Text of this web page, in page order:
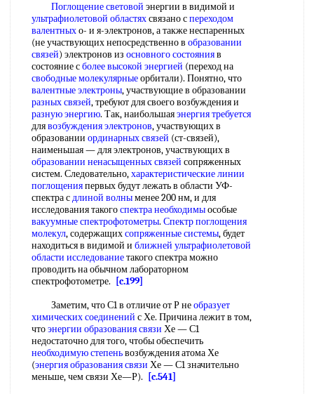
Поглощение световой энергии в видимой и
ультрафиолетовой областяхсвязано спереходом
валентныхо- и я-электронов, а также неспаренных
(не участвующих непосредственно в образовании
связей) электронов из основного состоянияв
состояние сболее высокой энергией (переход на
свободные молекулярныеорбитали). Понятно, что
валентные электроны, участвующие в образовании
разных связей, требуют для своего возбуждения и
разную энергию. Так, наибольшаяэнергия требуется
длявозбуждения электронов, участвующих в
образовании ординарных связей (ст-связей),
наименьшая — для электронов, участвующих в
образовании ненасыщенных связей сопряженных
систем. Следовательно,характеристические линии
поглощенияпервых будут лежать в области УФ-
спектра сдлиной волныменее 200 нм, и для
исследования такогоспектра необходимыособые
вакуумные спектрофотометры. Спектр поглощения
молекул, содержащихсопряженные системы, будет
находиться в видимой и ближней ультрафиолетовой
области исследованиетакого спектра можно
проводить на обычном лабораторном
спектрофотометре.
[c.199]
Заметим, что С1 в отличие от Р необразует
химических соединений с Хе. Причина лежит в том,
чтоэнергии образования связи Хе — С1
недостаточно для того, чтобы обеспечить
необходимую степеньвозбуждения атома Хе
(энергия образования связи Хе — С1 значительно
меньше, чем связи Хе—Р).
[c.541]